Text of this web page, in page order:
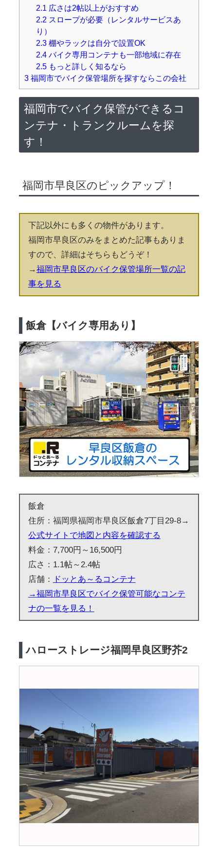
2.1 広さは2帖以上がおすすめ
2.2 スロープが必要（レンタルサービスあ
り）
2.3棚やラックは自分で設置OK
2.4バイク専用コンテナも一部地域に存在
2.5もっと詳しく知るなら
3福岡市でバイク保管場所を探すならこの会社
福岡市でバイク保管ができるコ
ンテナ・トランクルームを探
す！
福岡市早良区のピックアップ！
下記以外にも多くの物件があります。
福岡市早良区のみをまとめた記事もありま
すので、詳細はそちらもどうぞ！
→福岡市早良区のバイク保管場所一覧の記
事を見る
飯倉【バイク専用あり】
飯倉
住所：福岡県福岡市早良区飯倉7丁目29-8→
公式サイトで地図と内容を確認する
料金：7,700円～16,500円
広さ：1.1帖～2.4帖
店舗：
ドッとあ～るコンテナ
→福岡市早良区でバイク保管可能なコンテ
ナの一覧を見る！
ハローストレージ福岡早良区野芥2